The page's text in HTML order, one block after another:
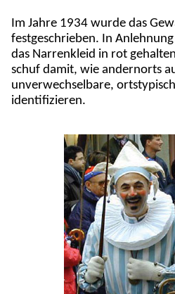
Im Jahre 1934 wurde das
festgeschrieben. In
das Narrenkleid in rot
schuf damit, wie andernorts
unverwechselbare,
identifizieren.